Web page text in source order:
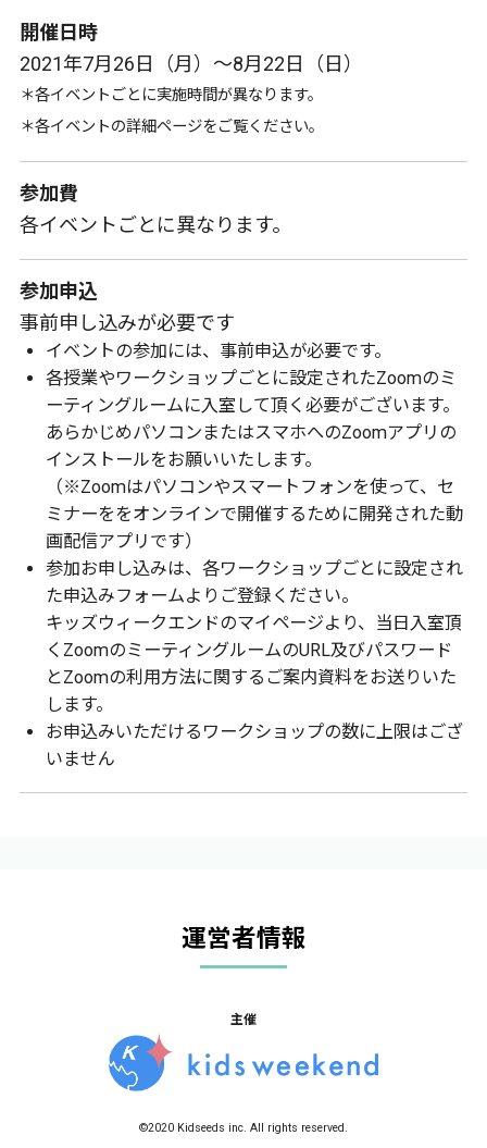
開催日時
2021年7月26日（月）～8月22日（日）
＊各イベントごとに実施時間が異なります。
＊各イベントの詳細ページをご覧ください。
参加費
各イベントごとに異なります。
参加申込
事前申し込みが必要です
イベントの参加には、事前申込が必要です。
各授業やワークショップごとに設定されたZoomのミ
ーティングルームに入室して頂く必要がございます。
あらかじめパソコンまたはスマホへのZoomアプリの
インストールをお願いいたします。
（※Zoomはパソコンやスマートフォンを使って、セ
ミナーををオンラインで開催するために開発された動
画配信アプリです）
参加お申し込みは、各ワークショップごとに設定され
た申込みフォームよりご登録ください。
キッズウィークエンドのマイページより、当日入室頂
くZoomのミーティングルームのURL及びパスワード
とZoomの利用方法に関するご案内資料をお送りいた
します。
お申込みいただけるワークショップの数に上限はござ
いません
運営者情報
主催
©2020 Kidseeds inc. All rights reserved.